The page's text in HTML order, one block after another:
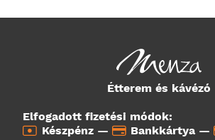
Étterem és kávézó
Elfogadott fizetési módok:
Készpénz —
Bankkártya —